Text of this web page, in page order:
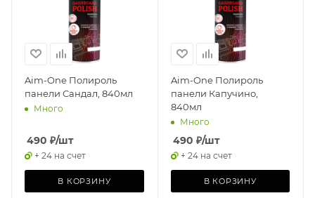
Aim-One Полироль
панели Сандал, 840мл
Много
490 ₽/шт
+ 24 на счет
В КОРЗИНУ
Aim-One Полироль
панели Капучино,
840мл
Много
490 ₽/шт
+ 24 на счет
В КОРЗИНУ